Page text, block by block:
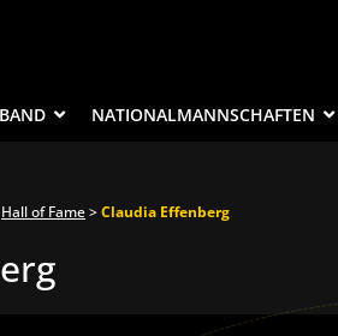
NATIONALMANNSCHAFTEN
Hall of Fame>Claudia Effenberg